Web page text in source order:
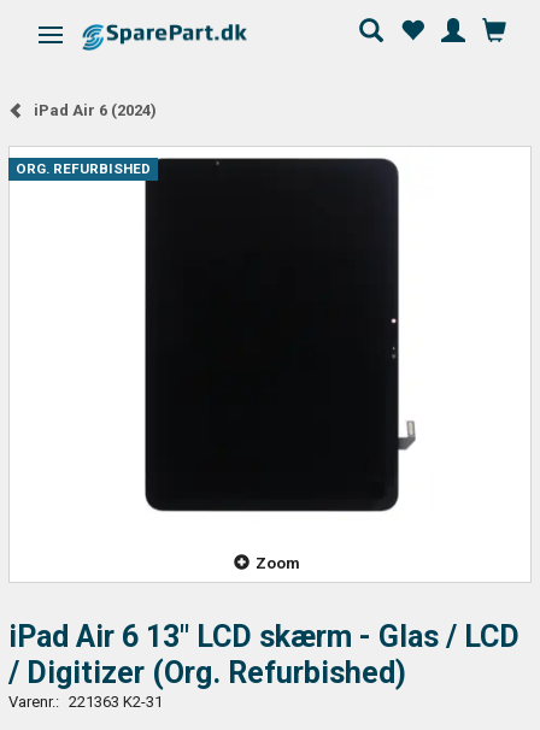
Skifte navigation
iPad Air 6 (2024)
ORG. REFURBISHED
Zoom
iPad Air 6 13" LCD skærm - Glas / LCD
/ Digitizer (Org. Refurbished)
Varenr.: 221363 K2-31